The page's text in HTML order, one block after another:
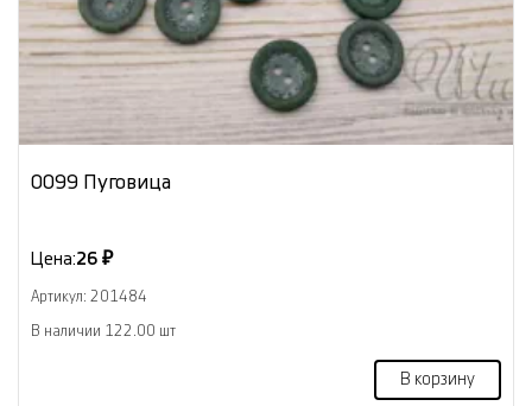
0099 Пуговица
Цена:26 ₽
Артикул: 201484
В наличии 122.00 шт
В корзину